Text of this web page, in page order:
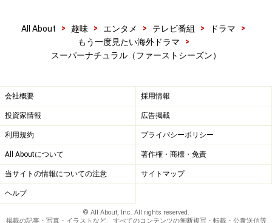
All About > 趣味 > エンタメ > テレビ番組 > ドラマ
>
もう一度見たい海外ドラマ
>
スーパーナチュラル（ファーストシーズン）
会社概要 採用情報
投資家情報 広告掲載
利用規約 プライバシーポリシー
All Aboutについて 著作権・商標・免責
当サイトの情報についての注意 サイトマップ
ヘルプ
© All About, Inc. All rights reserved.
掲載の記事・写真・イラストなど、すべてのコンテンツの無断複写・転載・公衆送信等